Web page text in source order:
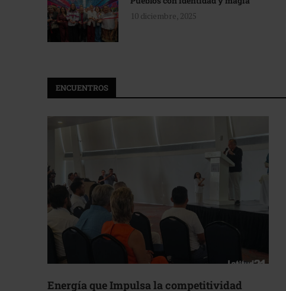
10 diciembre, 2025
ENCUENTROS
Energía que Impulsa la competitividad